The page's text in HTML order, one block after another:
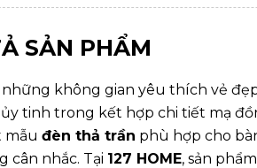
SẢN PHẨM
không gian yêu thích vẻ
tinh trong kết hợp chi tiết mạ
mẫu đèn thả trần phù hợp cho
cân nhắc. Tại 127 HOME, sản